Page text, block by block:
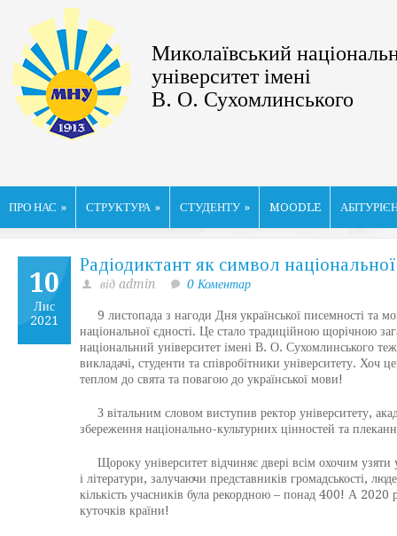
Миколаївський
університет імені
В. О. Сухомлинського
ПРО НАС » СТРУКТУРА » СТУДЕНТУ » MOODLE
10
Лис
2021
Радіодиктант як символ
від admin 0 Коментар
9 листопада з нагоди Дня української писемності та
національної єдності. Це стало традиційною щорічною
національний університет імені В. О. Сухомлинського
викладачі, студенти та співробітники університету. Хоч
теплом до свята та повагою до української мови!
З вітальним словом виступив ректор університету,
збереження національно-культурних цінностей та
Щороку університет відчиняє двері всім охочим узяти
і літератури, залучаючи представників громадськості,
кількість учасників була рекордною – понад 400! А 2020
куточків країни!